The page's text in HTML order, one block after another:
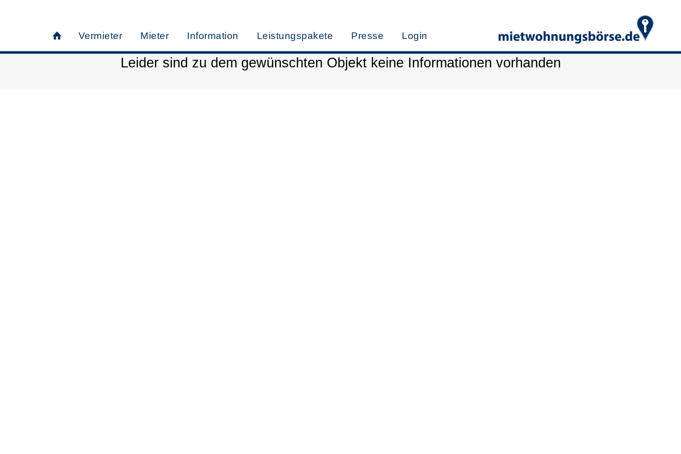
Vermieter Mieter Information Leistungspakete Presse Login
Leider sind zu dem gewünschten Objekt keine Informationen vorhanden